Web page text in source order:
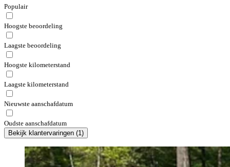
Populair
Hoogste beoordeling
Laagste beoordeling
Hoogste kilometerstand
Laagste kilometerstand
Nieuwste aanschafdatum
Oudste aanschafdatum
Bekijk klantervaringen (1)